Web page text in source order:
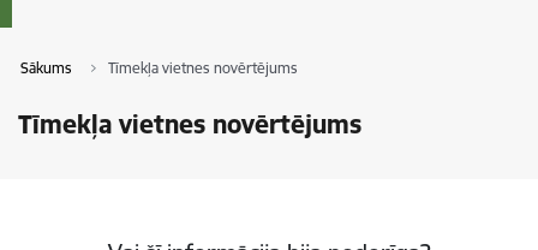
Sākums Tīmekļa vietnes novērtējums
Tīmekļa vietnes novērtējums